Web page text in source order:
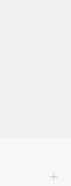
+